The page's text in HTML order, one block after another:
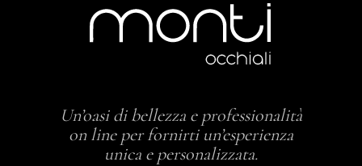
Un’oasi di bellezza e professionalità
on line per fornirti un’esperienza
unica e personalizzata.